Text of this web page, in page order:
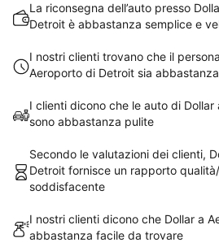
La riconsegna dell’auto presso
Detroit è abbastanza semplice e
I nostri clienti trovano che il
Aeroporto di Detroit sia
I clienti dicono che le auto di
sono abbastanza pulite
Secondo le valutazioni dei clienti,
Detroit fornisce un rapporto
soddisfacente
I nostri clienti dicono che Dollar a
abbastanza facile da trovare